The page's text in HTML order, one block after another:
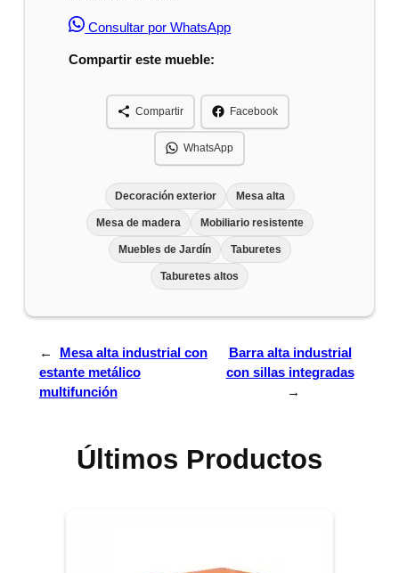
Consultar por WhatsApp
Compartir este mueble:
Compartir Facebook
WhatsApp
Decoración exterior Mesa alta
Mesa de madera Mobiliario resistente
Muebles de Jardín Taburetes
Taburetes altos
←
Mesa alta industrial con
estante metálico
multifunción
Barra alta industrial
con sillas integradas
→
Últimos Productos